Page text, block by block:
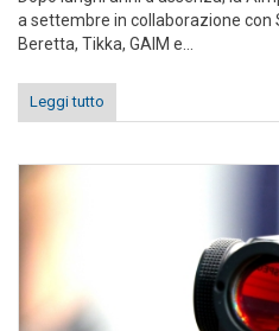
a settembre in collaborazione con
Beretta, Tikka, GAIM e...
Leggi tutto